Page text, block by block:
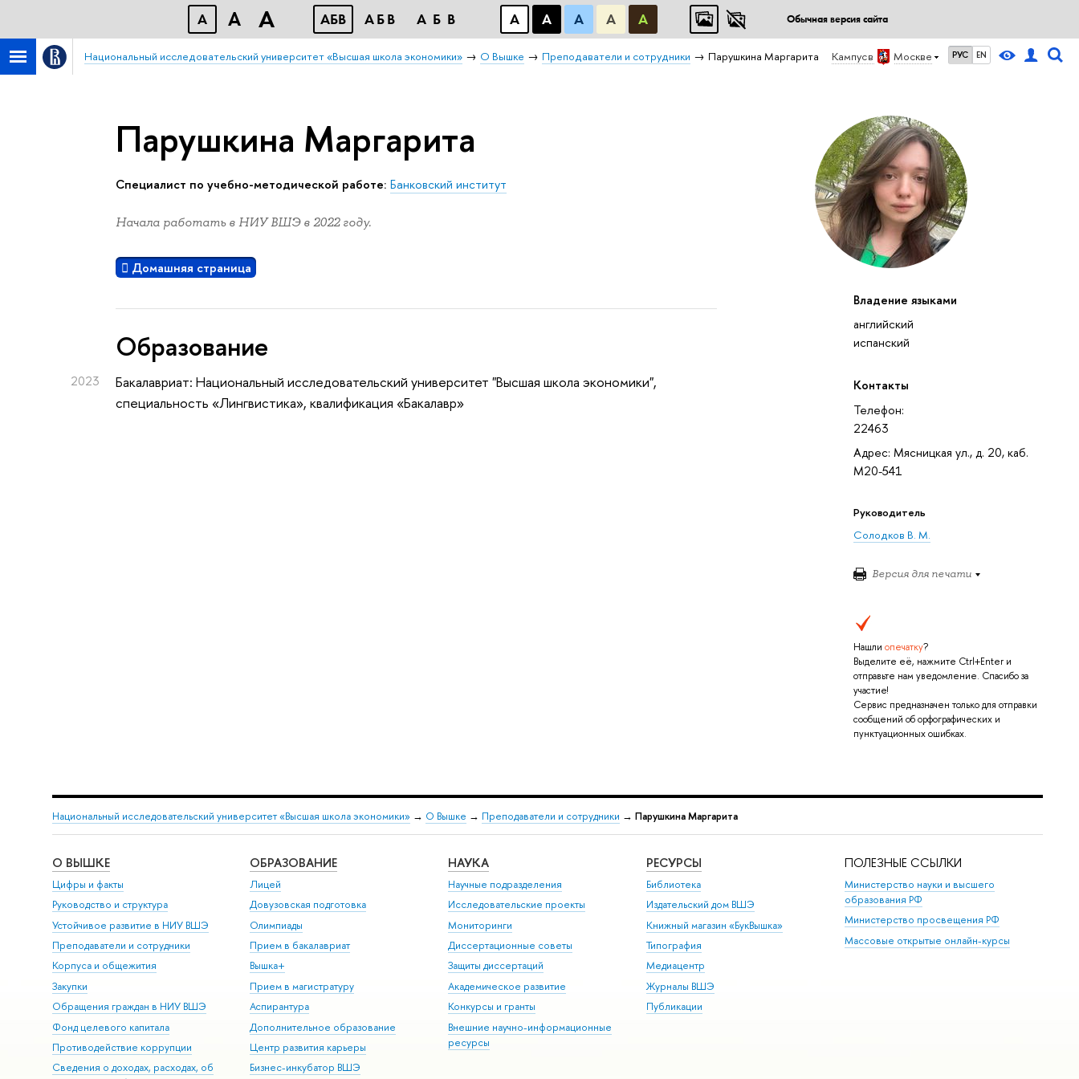
A A A АБB АБB АБB А А А А А Обычная версия сайта
Кампус в Москве РУС EN
Национальный исследовательский университет «Высшая школа экономики» О Вышке Преподаватели и сотрудники Парушкина Маргарита
Владение языками
английский
испанский
Контакты
Телефон:
22463
Адрес: Мясницкая ул., д. 20, каб.
М20-541
Руководитель
Солодков В. М.
Версия для печати
Нашли опечатку?
Выделите её, нажмите Ctrl+Enter и
отправьте нам уведомление. Спасибо за
участие!
Сервис предназначен только для отправки
сообщений об орфографических и
пунктуационных ошибках.
Парушкина Маргарита
Специалист по учебно-методической работе: Банковский институт
Начала работать в НИУ ВШЭ в 2022 году.
Домашняя страница
Oбразование
2023
Бакалавриат: Национальный исследовательский университет "Высшая школа экономики",
специальность «Лингвистика», квалификация «Бакалавр»
Национальный исследовательский университет «Высшая школа экономики» → О Вышке → Преподаватели и сотрудники → Парушкина Маргарита
О ВЫШКЕ
Цифры и факты
Руководство и структура
Устойчивое развитие в НИУ ВШЭ
Преподаватели и сотрудники
Корпуса и общежития
Закупки
Обращения граждан в НИУ ВШЭ
Фонд целевого капитала
Противодействие коррупции
Сведения о доходах, расходах, об
ОБРАЗОВАНИЕ
Лицей
Довузовская подготовка
Олимпиады
Прием в бакалавриат
Вышка+
Прием в магистратуру
Аспирантура
Дополнительное образование
Центр развития карьеры
Бизнес-инкубатор ВШЭ
НАУКА
Научные подразделения
Исследовательские проекты
Мониторинги
Диссертационные советы
Защиты диссертаций
Академическое развитие
Конкурсы и гранты
Внешние научно-информационные
ресурсы
РЕСУРСЫ
Библиотека
Издательский дом ВШЭ
Книжный магазин «БукВышка»
Типография
Медиацентр
Журналы ВШЭ
Публикации
ПОЛЕЗНЫЕ ССЫЛКИ
Министерство науки и высшего
образования РФ
Министерство просвещения РФ
Массовые открытые онлайн-курсы